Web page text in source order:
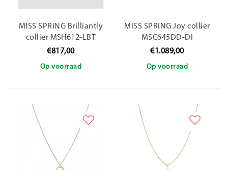
MISS SPRING Brilliantly
collier MSH612-LBT
€817,00
Op voorraad
MISS SPRING Joy collier
MSC645DD-DI
€1.089,00
Op voorraad